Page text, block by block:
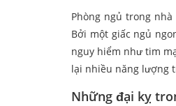
Phòng ngủ trong
Bởi một giấc ngủ
nguy hiểm như tim
lại nhiều năng lượng
Những đại kỵ